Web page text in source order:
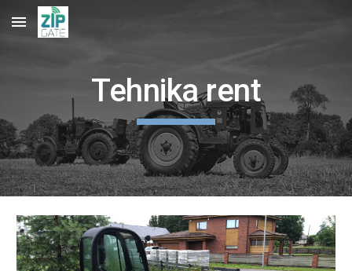
Skip to main content
Tehnika rent